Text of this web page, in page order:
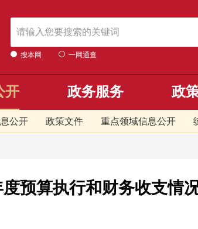
搜本网 一网通查
开
公开 政策文件 重点领域信息公开
政务服务 政
度预算执行和财务收支情